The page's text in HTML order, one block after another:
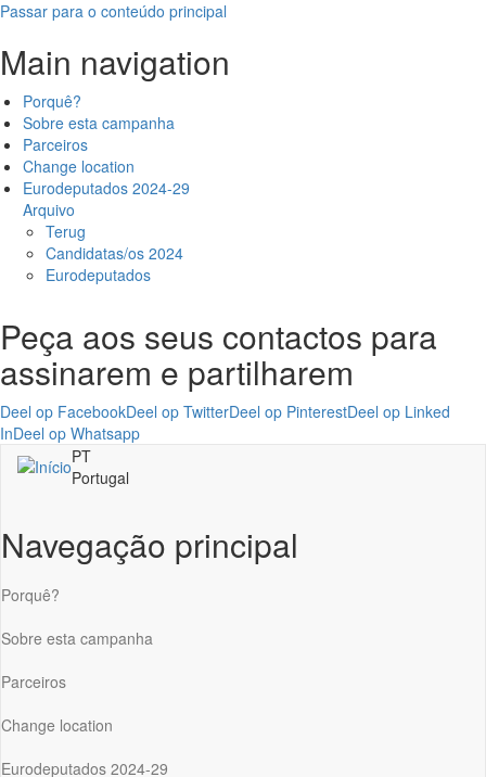
Passar para o conteúdo principal
Main navigation
Porquê?
Sobre esta campanha
Parceiros
Change location
Eurodeputados 2024-29
Arquivo
Terug
Candidatas/os 2024
Eurodeputados
Peça aos seus contactos para
assinarem e partilharem
Deel op FacebookDeel op TwitterDeel op PinterestDeel op Linked
InDeel op Whatsapp
PT
Portugal
Navegação principal
Porquê?
Sobre esta campanha
Parceiros
Change location
Eurodeputados 2024-29